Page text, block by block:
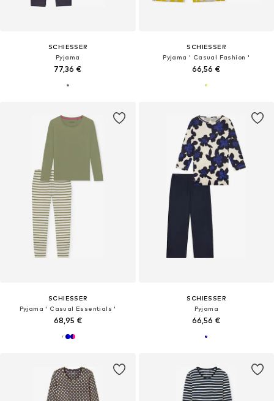
SCHIESSER
Pyjama
77,36 €
SCHIESSER
Pyjama ' Casual Fashion '
66,56 €
SCHIESSER
Pyjama ' Casual Essentials '
68,95 €
SCHIESSER
Pyjama
66,56 €